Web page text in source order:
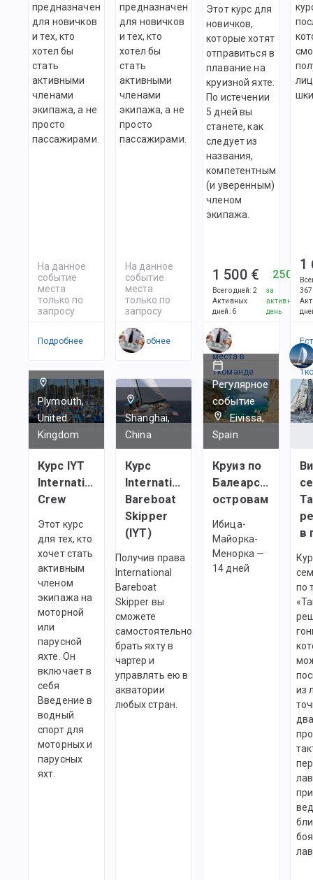
предназначен
для новичков
и тех, кто
хотел бы
стать
активными
членами
экипажа, а не
просто
пассажирами.
На данное
событие
места
только по
запросу
Подробнее
предназначен
для новичков
и тех, кто
хотел бы
стать
активными
членами
экипажа, а не
просто
пассажирами.
На данное
событие
места
только по
запросу
Подробнее
Этот курс для
новичков,
которые хотят
отправиться в
плавание на
круизной яхте.
По истечении
5 дней вы
станете, как
следует из
названия,
компетентным
(и уверенным)
членом
экипажа.
1 500 €
Всего дней: 2
Активных
дней: 6
250 €
за
активный
день
Есть
места в
1командe
1
367
1
Plymouth,
United
Kingdom
Курс IYT
International
Crew
Этот курс
для тех, кто
хочет стать
активным
членом
экипажа на
моторной
или
парусной
яхте. Он
включает в
себя
Введение в
водный
спорт для
моторных и
парусных
яхт.
Shanghai,
China
Курс
International
Bareboat
Skipper
(IYT)
Получив права
International
Bareboat
Skipper вы
сможете
самостоятельно
брать яхту в
чартер и
управлять ею в
акватории
любых стран.
Регулярное
событие
Eivissa,
Spain
Круиз по
Балеарским
островам
Ибица-
Майорка-
Менорка —
14 дней
в
по
из